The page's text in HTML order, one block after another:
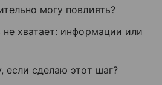
могу повлиять?
не хватает: информации или
если сделаю этот шаг?